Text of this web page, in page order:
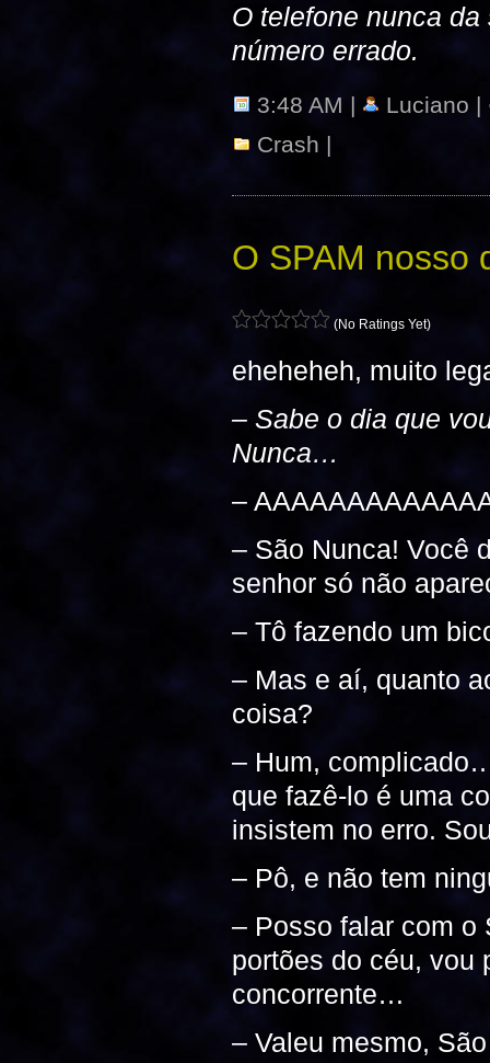
O telefone nunca
número errado.
3:48 AM |
Luciano |
Crash |
O SPAM nosso
(No Ratings Yet)
eheheheh, muito
– Sabe o dia que
Nunca…
–
– São Nunca! Você
senhor só não
– Tô fazendo um
– Mas e aí, quanto
coisa?
– Hum,
que fazê-lo é uma
insistem no erro.
– Pô, e não tem
– Posso falar com
portões do céu, vou
concorrente…
– Valeu mesmo,